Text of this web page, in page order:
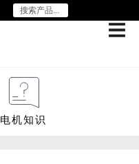
电机知识